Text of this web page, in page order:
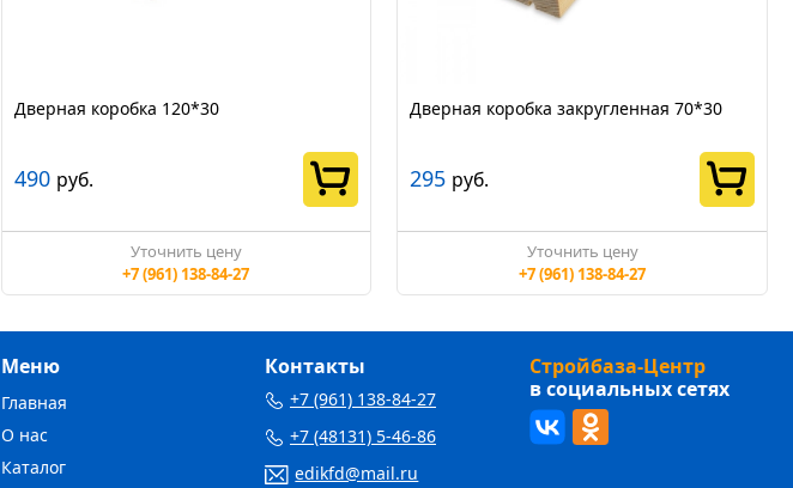
Дверная коробка 120*30
490 руб.
Уточнить цену
+7 (961) 138-84-27
Дверная коробка закругленная 70*30
295 руб.
Уточнить цену
+7 (961) 138-84-27
Меню
Главная
О нас
Каталог
Контакты
+7 (961) 138-84-27
+7 (48131) 5-46-86
edikfd@mail.ru
Стройбаза-Центр
в социальных сетях